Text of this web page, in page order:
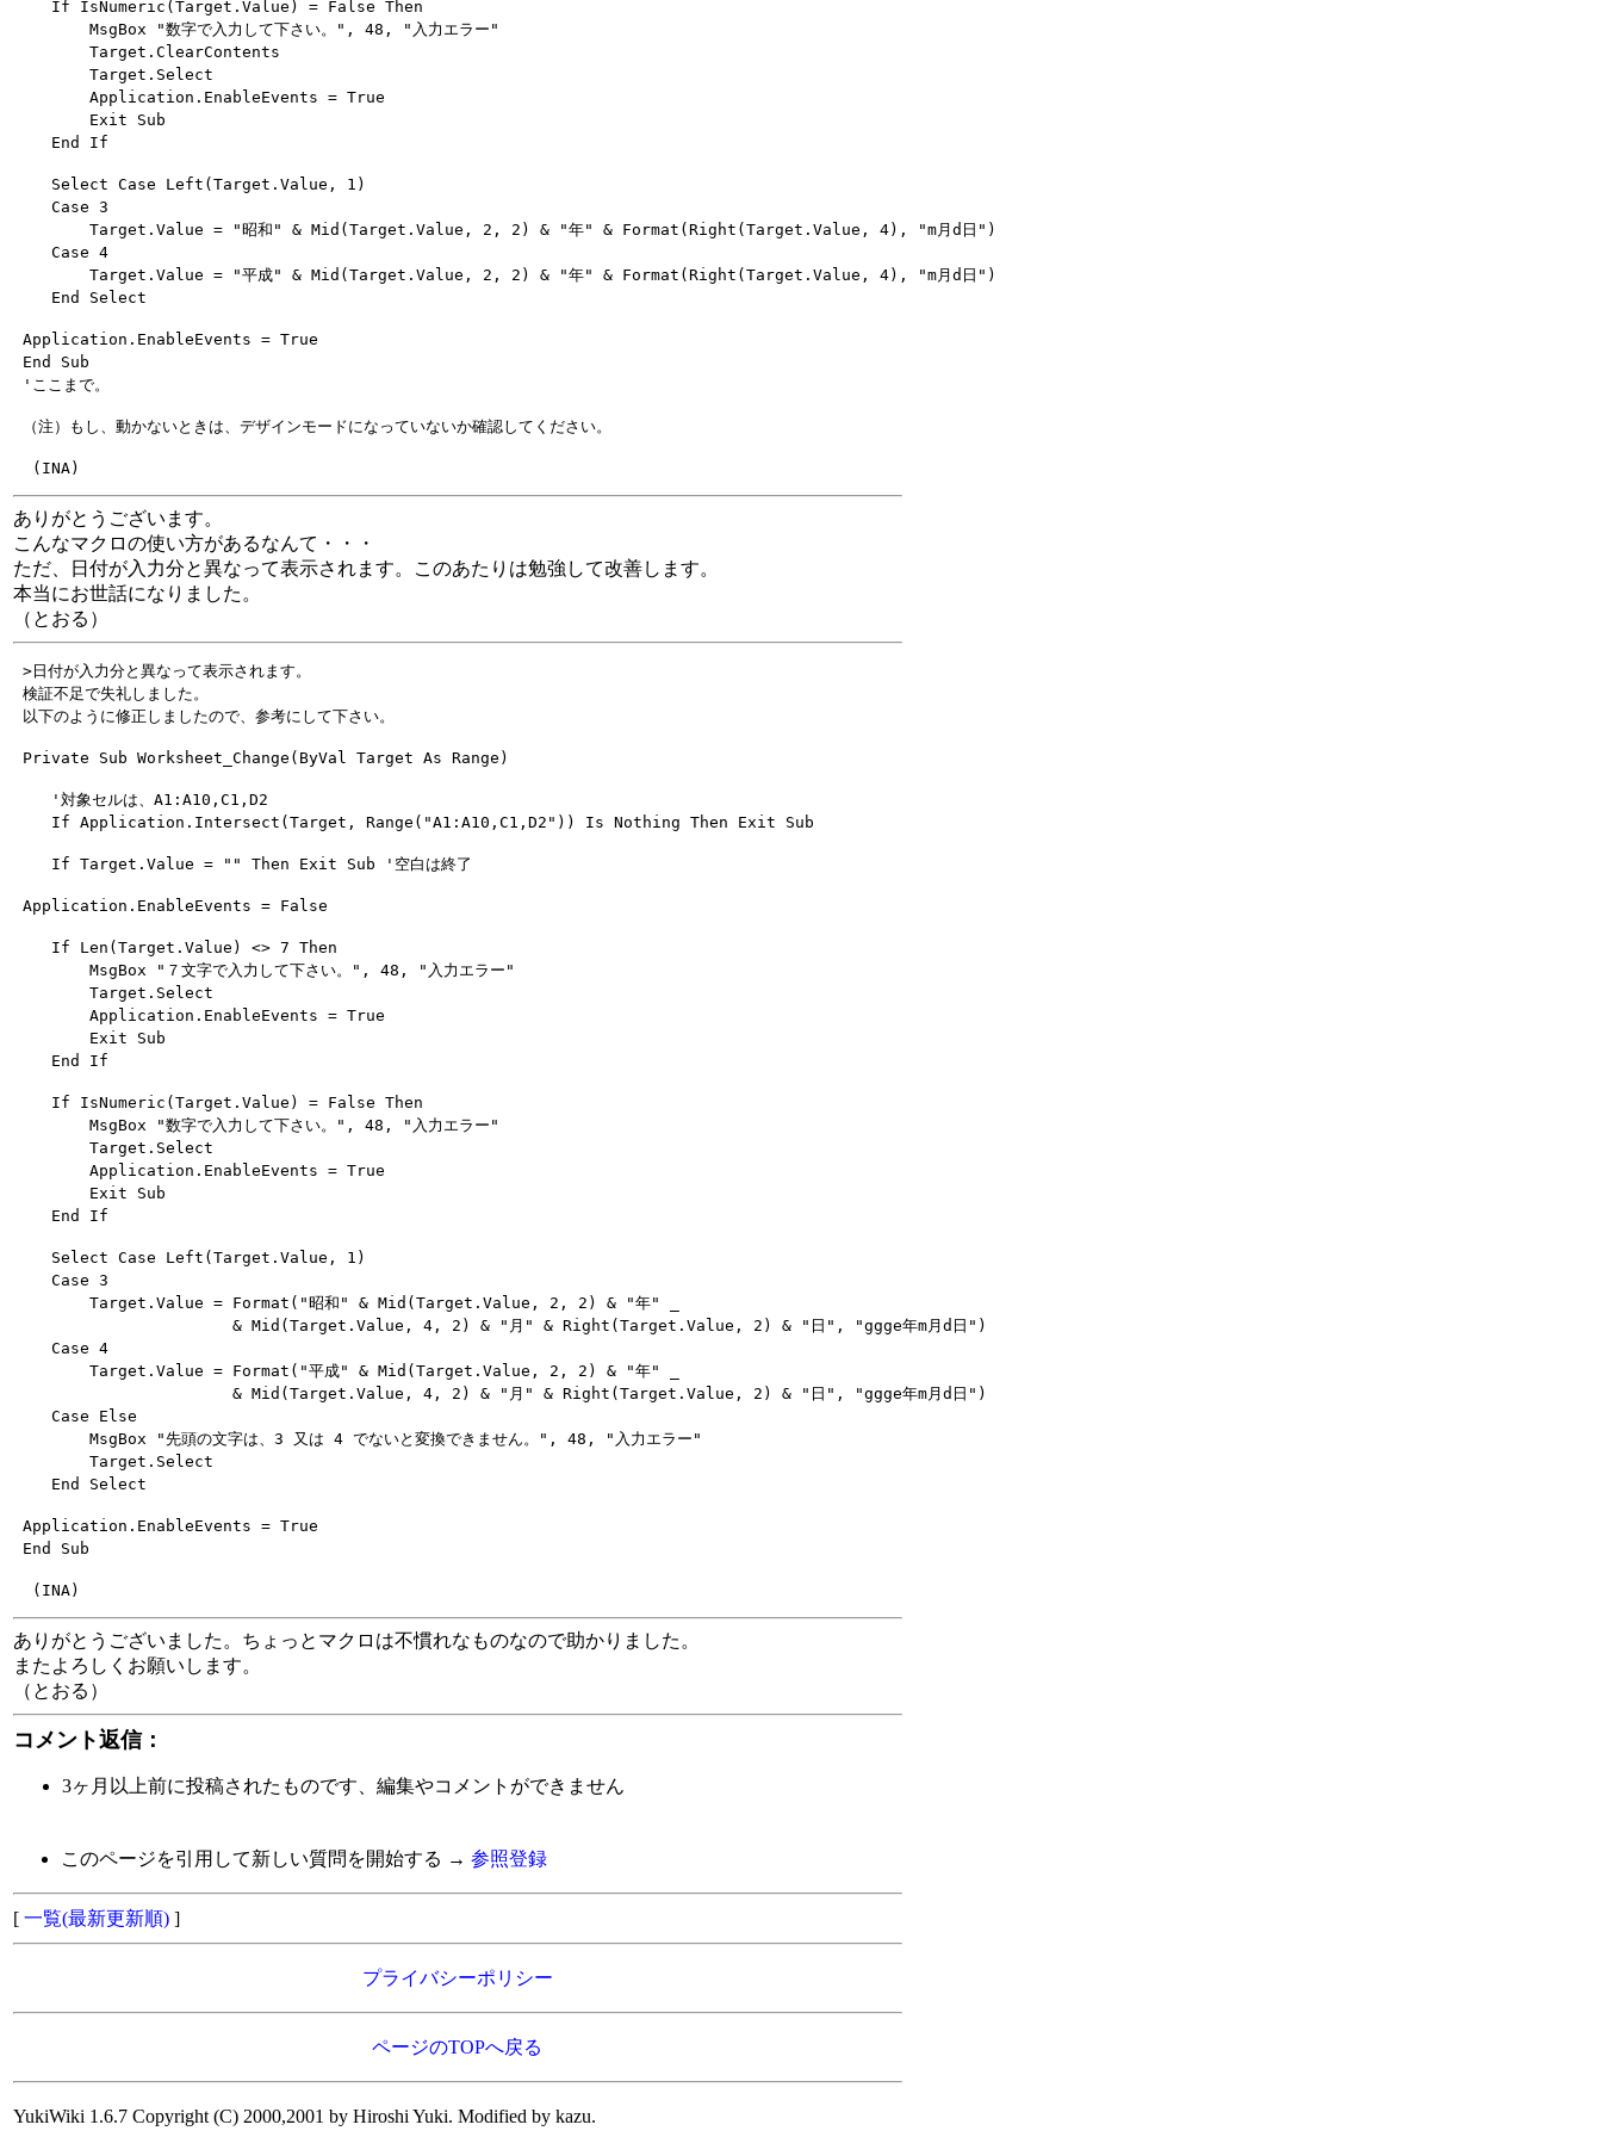
    If IsNumeric(Target.Value) = False Then
        MsgBox "数字で入力して下さい。", 48, "入力エラー"
        Target.ClearContents
        Target.Select
        Application.EnableEvents = True
        Exit Sub
    Select Case Left(Target.Value, 1)
    Case 3
        Target.Value = "昭和" & Mid(Target.Value, 2, 2) & "年" & Format(Right(Target.Value, 4), "m月d日")
    Case 4
        Target.Value = "平成" & Mid(Target.Value, 2, 2) & "年" & Format(Right(Target.Value, 4), "m月d日")
Application.EnableEvents = True
End Sub
ありがとうございます。
こんなマクロの使い方があるなんて・・・
ただ、日付が入力分と異なって表示されます。このあたりは勉強して改善します。
本当にお世話になりました。
（とおる）
>日付が入力分と異なって表示されます。
検証不足で失礼しました。
    '対象セルは、A1:A10,C1,D2
    If Len(Target.Value) <> 7 Then
        MsgBox "７文字で入力して下さい。", 48, "入力エラー"
        Target.Select
        Application.EnableEvents = True
        Exit Sub
    If IsNumeric(Target.Value) = False Then
        MsgBox "数字で入力して下さい。", 48, "入力エラー"
        Target.Select
        Application.EnableEvents = True
        Exit Sub
    Select Case Left(Target.Value, 1)
    Case 3
        Target.Value = Format("昭和" & Mid(Target.Value, 2, 2) & "年" _
                       & Mid(Target.Value, 4, 2) & "月" & Right(Target.Value, 2) & "日", "ggge年m月d日")
    Case 4
        Target.Value = Format("平成" & Mid(Target.Value, 2, 2) & "年" _
                       & Mid(Target.Value, 4, 2) & "月" & Right(Target.Value, 2) & "日", "ggge年m月d日")
    Case Else
        MsgBox "先頭の文字は、3 又は 4 でないと変換できません。", 48, "入力エラー"
        Target.Select
Application.EnableEvents = True
ありがとうございました。ちょっとマクロは不慣れなものなので助かりました。
またよろしくお願いします。
（とおる）
コメント返信：
3ヶ月以上前に投稿されたものです、編集やコメントができません
このページを引用して新しい質問を開始する →参照登録
[一覧(最新更新順) ]
プライバシーポリシー
ページのTOPへ戻る
YukiWiki 1.6.7 Copyright (C) 2000,2001 by Hiroshi Yuki. Modified by kazu.